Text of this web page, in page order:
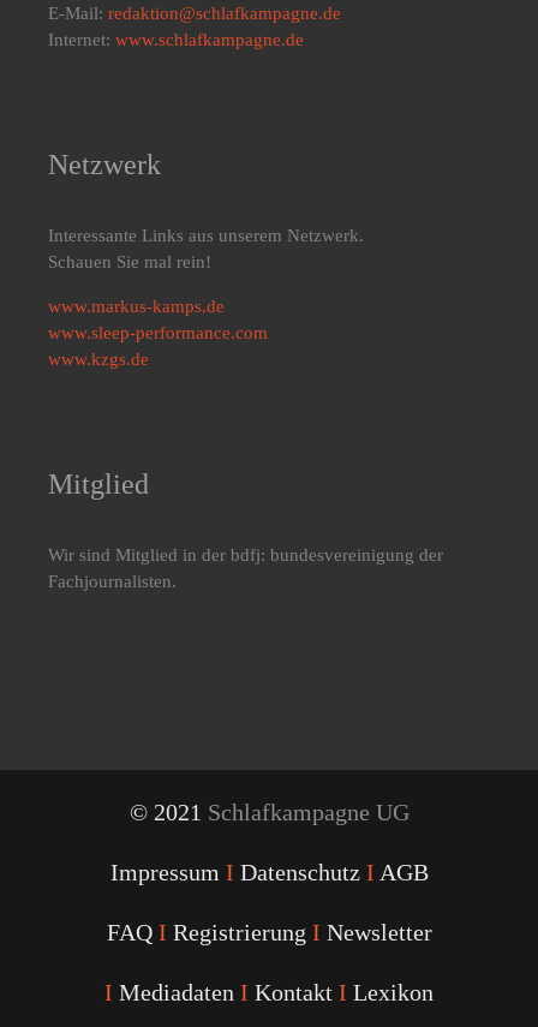
E-Mail: redaktion@schlafkampagne.de
Internet: www.schlafkampagne.de
Netzwerk
Interessante Links aus unserem Netzwerk.
Schauen Sie mal rein!
www.markus-kamps.de
www.sleep-performance.com
www.kzgs.de
Mitglied
Wir sind Mitglied in der bdfj: bundesvereinigung der
Fachjournalisten.
© 2021 Schlafkampagne UG
Impressum I Datenschutz I AGB
FAQ I Registrierung I Newsletter
I Mediadaten I Kontakt I Lexikon